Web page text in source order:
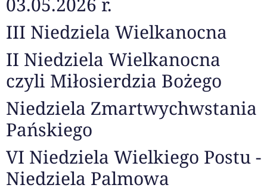
III Niedziela Wielkanocna
II Niedziela Wielkanocna
czyli Miłosierdzia Bożego
Niedziela Zmartwychwstania
Pańskiego
VI Niedziela Wielkiego Postu -
Niedziela Palmowa